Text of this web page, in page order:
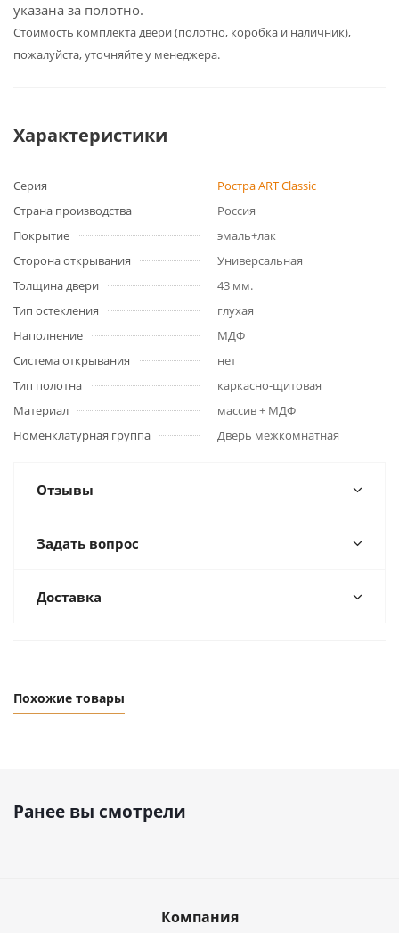
указана за полотно.
Cтоимость комплекта двери (полотно, коробка и наличник),
пожалуйста, уточняйте у менеджера.
Характеристики
Серия
Ростра ART Classic
Страна производства
Россия
Покрытие
эмаль+лак
Сторона открывания
Универсальная
Толщина двери
43 мм.
Тип остекления
глухая
Наполнение
МДФ
Система открывания
нет
Тип полотна
каркасно-щитовая
Материал
массив + МДФ
Номенклатурная группа
Дверь межкомнатная
Отзывы
Задать вопрос
Доставка
Похожие товары
Ранее вы смотрели
Компания